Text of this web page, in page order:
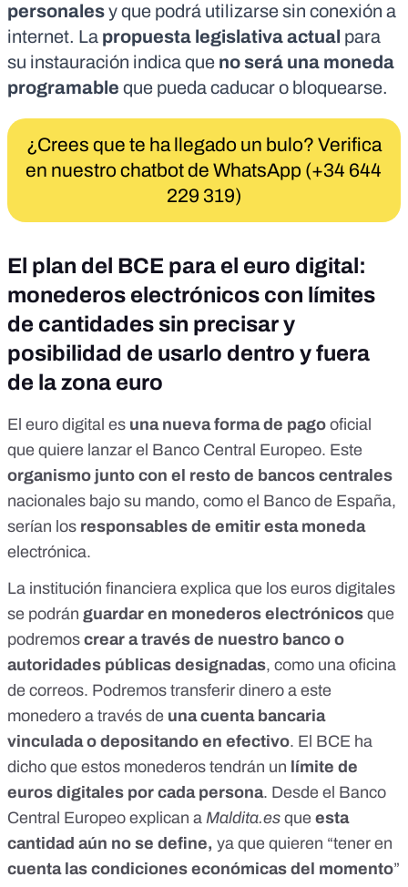
personalesy que podrá utilizarse sin conexión a
internet. La propuesta legislativa actual para
su instauración indica que no será una moneda
programable que pueda caducar o bloquearse.
¿Crees que te ha llegado un bulo? Verifica
en nuestro chatbot de WhatsApp (+34 644
229 319)
El plan del BCE para el euro digital:
monederos electrónicos con límites
de cantidades sin precisar y
posibilidad de usarlo dentro y fuera
de la zona euro
El euro digital es una nueva forma de pago oficial
que quiere lanzar el Banco Central Europeo. Este
organismo junto con el resto de bancos centrales
nacionales bajo su mando, como el Banco de España,
serían los responsables de emitir esta moneda
electrónica.
La institución financiera explica que los euros digitales
se podrán guardar en monederos electrónicos que
podremos crear a través de nuestro banco o
autoridades públicas designadas, como una oficina
de correos. Podremos transferir dinero a este
monedero a través de una cuenta bancaria
vinculada o depositando en efectivo. El BCE ha
dicho que estos monederos tendrán un límite de
euros digitales por cada persona. Desde el Banco
Central Europeo explican a Maldita.es que esta
cantidad aún no se define, ya que quieren “tener en
cuenta las condiciones económicas del momento”